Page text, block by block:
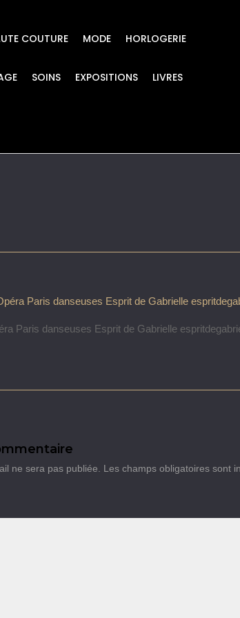
COUTURE MODE HORLOGERIE
SOINS EXPOSITIONS LIVRES
Paris danseuses Esprit de Gabrielle
ne sera pas publiée. Les champs obligatoires sont